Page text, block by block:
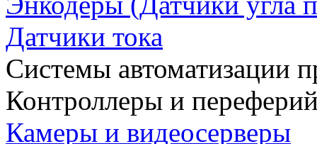
Датчики тока
Системы автоматизации
Контроллеры и
Камеры и видеосерверы